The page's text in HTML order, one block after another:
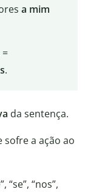
a mim
.
da sentença.
sofre a ação ao
“se”, “nos”,